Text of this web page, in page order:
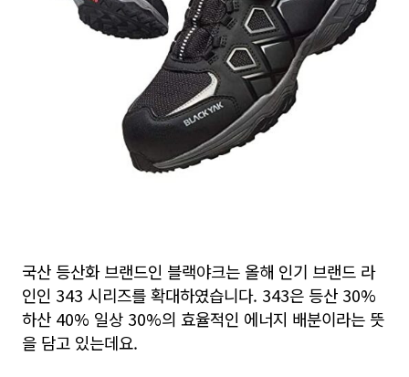
국산 등산화 브랜드인 블랙야크는 올해 인기 브랜드 라
인인 343 시리즈를 확대하였습니다. 343은 등산 30%
하산 40% 일상 30%의 효율적인 에너지 배분이라는 뜻
을 담고 있는데요.